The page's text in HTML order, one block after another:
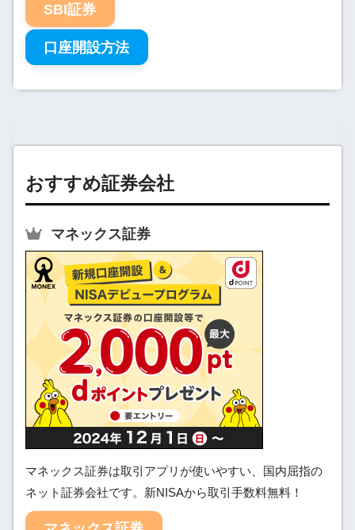
SBI証券
口座開設方法
おすすめ証券会社
マネックス証券
マネックス証券は取引アプリが使いやすい、国内屈指の
ネット証券会社です。新NISAから取引手数料無料！